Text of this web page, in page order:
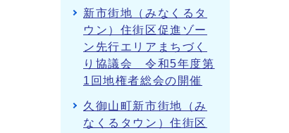
新市街地（みなくるタ
ウン）住街区促進ゾー
ン先行エリアまちづく
り協議会 令和5年度第
1回地権者総会の開催
久御山町新市街地（み
なくるタウン）住街区